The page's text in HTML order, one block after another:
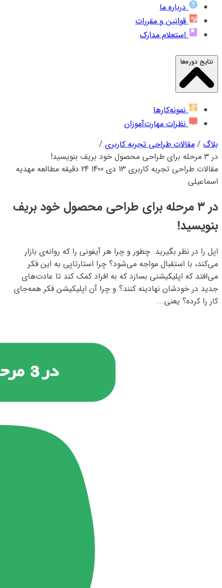
درباره ما
قوانین و مقررات
استعلام مدارک
نتایج دوره‌ها
نمونه‌کارها
نظرات مهارت‌آموزان
بلاگ / مقالات طراحی تجربه کاربری /
در ۳ مرحله برای طراحی محصول خود بریف بنویسید!
مقالات طراحی تجربه کاربری 13 دی 1400 24 دقیقه مطالعه
مهدیه
اسماعیلی
در ۳ مرحله برای طراحی محصول خود بریف
بنویسید!
اپل را در نظر بگیرید. چطور و چرا هر آیفونی را که روانه‌ی بازار
می‌کند، با استقبال مواجه می‌شود؟ چرا استارتاپی به این فکر
می‌افتد که اپلیکیشنی بسازد که به افراد کمک کند تا عادت‌های
جدید در خودشان نهادینه کنند؟ و چرا آن اپلیکیشن فکر همه‌جای
کار را کرده؟ یعنی...